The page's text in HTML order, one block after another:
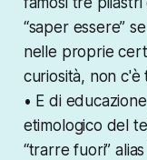
“saper essere”
nelle proprie
curiosità, non c'è
• E di
etimologico del
“trarre fuori”